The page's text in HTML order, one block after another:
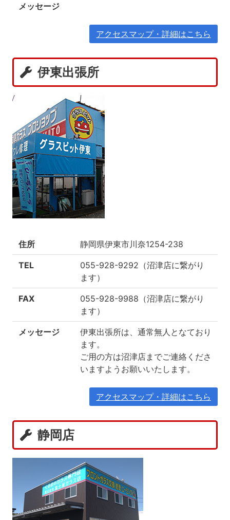
メッセージ
アクセスマップ・詳細はこちら
伊東出張所
住所 静岡県伊東市川奈1254-238
TEL
055-928-9292（沼津店に繋がり
ます）
FAX
055-928-9988（沼津店に繋がり
ます）
メッセージ
伊東出張所は、通常無人となており
ます。
ご用の方は沼津店までご連絡くださ
いますようお願いいたします。
アクセスマップ・詳細はこちら
静岡店